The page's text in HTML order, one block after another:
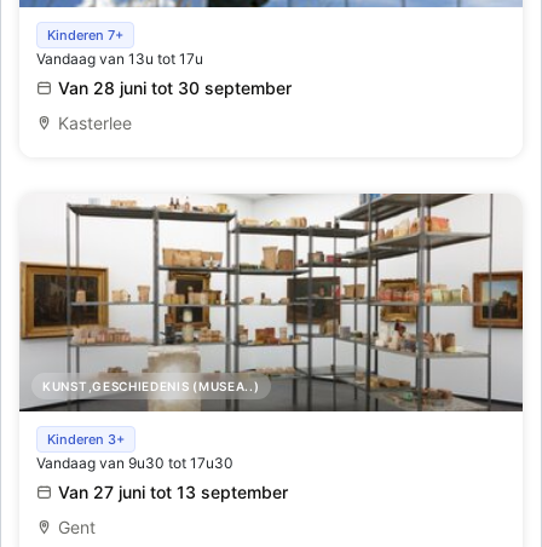
Tuin Kunst Route
Kinderen 7+
Vandaag van 13u tot 17u
Van 28 juni tot 30 september
Kasterlee
KUNST,GESCHIEDENIS (MUSEA..)
Joseph Beuys | Wirtschaftswerte: een
conservatiegeschiedenis
Kinderen 3+
Vandaag van 9u30 tot 17u30
Van 27 juni tot 13 september
Gent